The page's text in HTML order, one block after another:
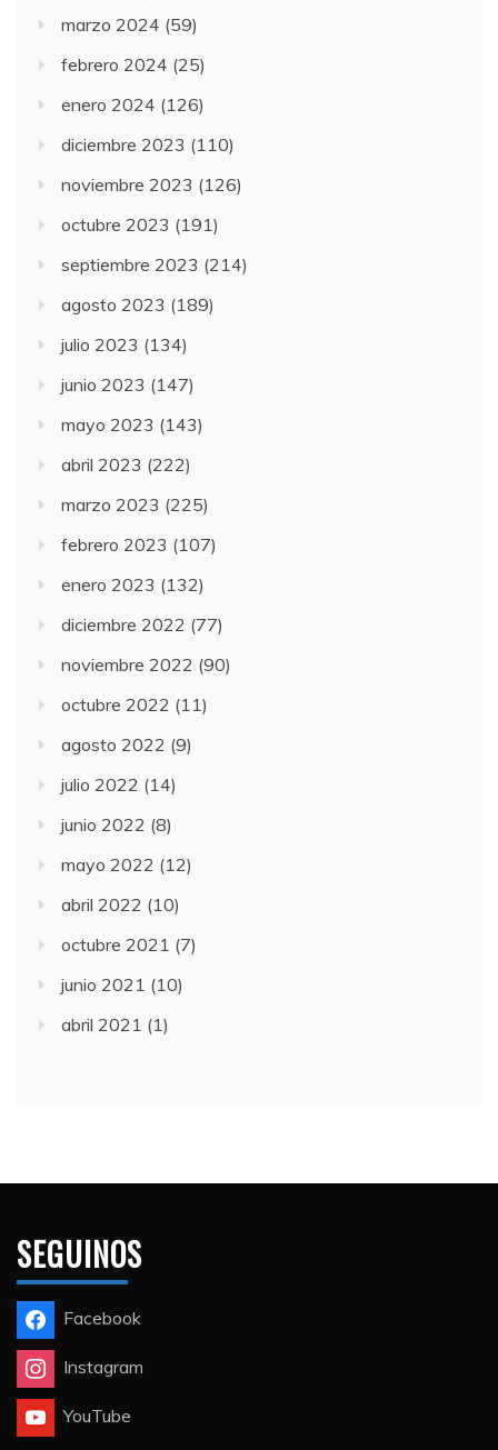
marzo 2024 (59)
febrero 2024 (25)
enero 2024 (126)
diciembre 2023 (110)
noviembre 2023 (126)
octubre 2023 (191)
septiembre 2023 (214)
agosto 2023 (189)
julio 2023 (134)
junio 2023 (147)
mayo 2023 (143)
abril 2023 (222)
marzo 2023 (225)
febrero 2023 (107)
enero 2023 (132)
diciembre 2022 (77)
noviembre 2022 (90)
octubre 2022 (11)
agosto 2022 (9)
julio 2022 (14)
junio 2022 (8)
mayo 2022 (12)
abril 2022 (10)
octubre 2021 (7)
junio 2021 (10)
abril 2021 (1)
SEGUINOS
Facebook
Instagram
YouTube